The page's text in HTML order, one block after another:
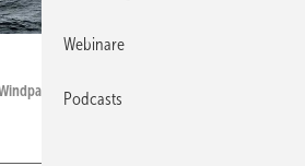
Technologie-Beispiel aus Norwegen
Webinare
Podcasts